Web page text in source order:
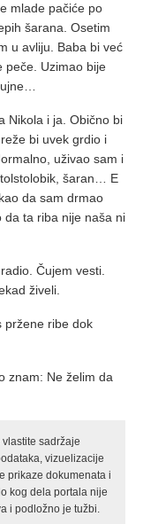
mlade pačiće po
šarana. Osetim
u avliju. Baba bi već
peče. Uzimao bije
Nikola i ja. Obično bi
bi uvek grdio i
uživao sam i
tolstolobik, šaran… E
da sam drmao
da ta riba nije naša ni
Čujem vesti.
živeli.
pržene ribe dok
znam: Ne želim da
sadržaje
vizuelizacije
prikaze dokumenata i
kog dela portala nije
i podložno je tužbi.